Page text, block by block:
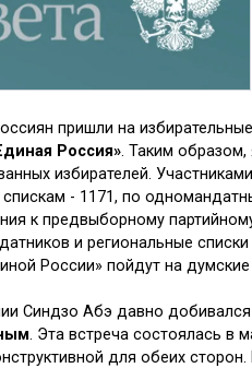
пришли на
Россия». Таким образом,
избирателей.
- 1171, по
к предвыборному
и региональные
России» пойдут на
Синдзо Абэ давно
. Эта встреча состоялась в
для обеих